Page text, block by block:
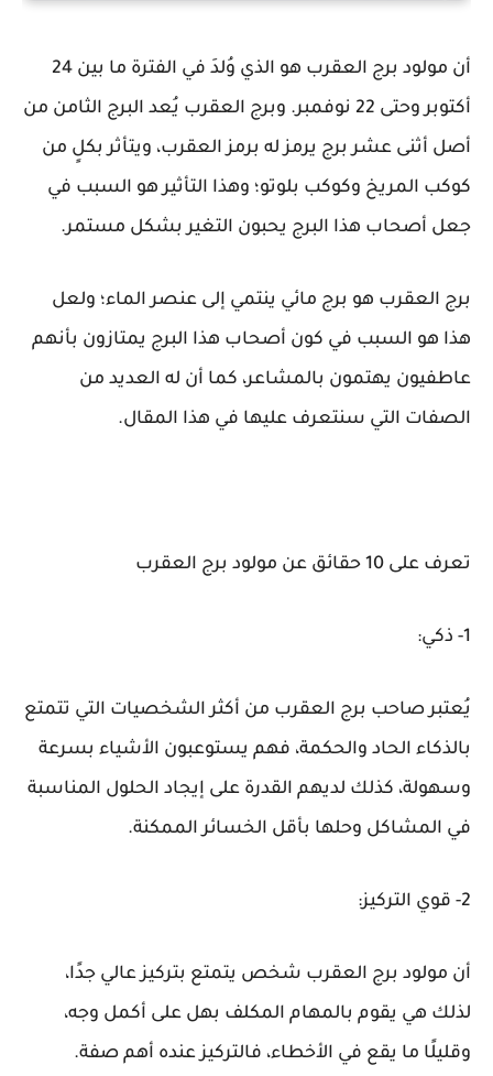
أن مولود برج العقرب هو الذي وُلدَ في الفترة ما بين 24
أكتوبر وحتى 22 نوفمبر. وبرج العقرب يُعد البرج الثامن من
أصل أثنى عشر برج يرمز له برمز العقرب، ويتأثر بكلٍ من
كوكب المريخ وكوكب بلوتو؛ وهذا التأثير هو السبب في
جعل أصحاب هذا البرج يحبون التغير بشكل مستمر.
برج العقرب هو برج مائي ينتمي إلى عنصر الماء؛ ولعل
هذا هو السبب في كون أصحاب هذا البرج يمتازون بأنهم
عاطفيون يهتمون بالمشاعر، كما أن له العديد من
الصفات التي سنتعرف عليها في هذا المقال.
تعرف على 10 حقائق عن مولود برج العقرب
1- ذكي:
يُعتبر صاحب برج العقرب من أكثر الشخصيات التي تتمتع
بالذكاء الحاد والحكمة، فهم يستوعبون الأشياء بسرعة
وسهولة، كذلك لديهم القدرة على إيجاد الحلول المناسبة
في المشاكل وحلها بأقل الخسائر الممكنة.
2- قوي التركيز:
أن مولود برج العقرب شخص يتمتع بتركيز عالي جدًا،
لذلك هي يقوم بالمهام المكلف بهل على أكمل وجه،
وقليلًا ما يقع في الأخطاء، فالتركيز عنده أهم صفة.